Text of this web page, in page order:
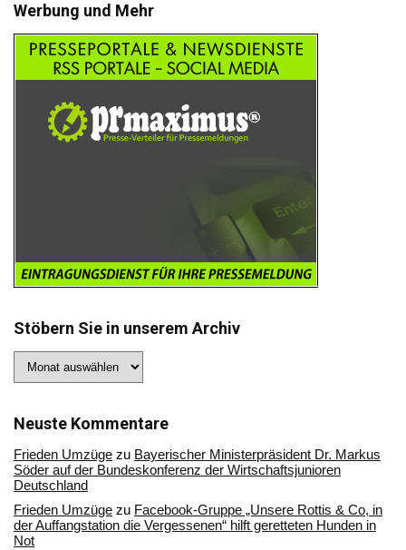
Werbung und Mehr
Stöbern Sie in unserem Archiv
Sie
Archiv
Neuste Kommentare
Frieden Umzüge zu Bayerischer Ministerpräsident Dr. Markus
Söder auf der Bundeskonferenz der Wirtschaftsjunioren
Deutschland
Frieden Umzüge zu Facebook-Gruppe „Unsere Rottis & Co, in
der Auffangstation die Vergessenen“ hilft geretteten Hunden in
Not